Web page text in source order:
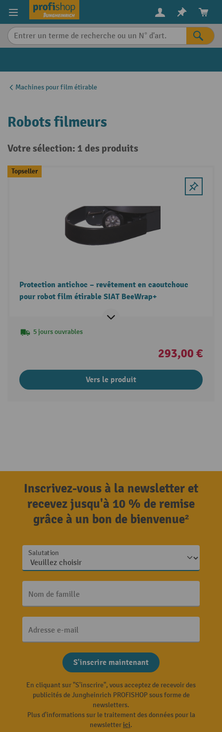
content
Machines pour film étirable
Robots filmeurs
Votre sélection: 1 des produits
Topseller
Protection antichoc – revêtement en caoutchouc
pour robot film étirable SIAT BeeWrap+
5 jours ouvrables
293,00 €
Vers le produit
Inscrivez-vous à la newsletter et
recevez jusqu'à 10 % de remise
grâce à un bon de bienvenue²
Salutation
Nom de famille
Adresse e-mail
S'inscrire maintenant
En cliquant sur "S'inscrire", vous acceptez de recevoir des
publicités de Jungheinrich PROFISHOP sous forme de
newsletters.
Plus d'informations sur le traitement des données pour la
newsletterici.